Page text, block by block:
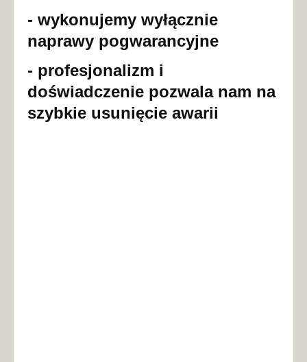
- wykonujemy wyłącznie
naprawy pogwarancyjne
- profesjonalizm i
doświadczenie pozwala nam na
szybkie usunięcie awarii